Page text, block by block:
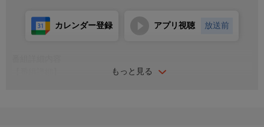
もっと見る
カレンダー登録 アプリ視聴 放送前